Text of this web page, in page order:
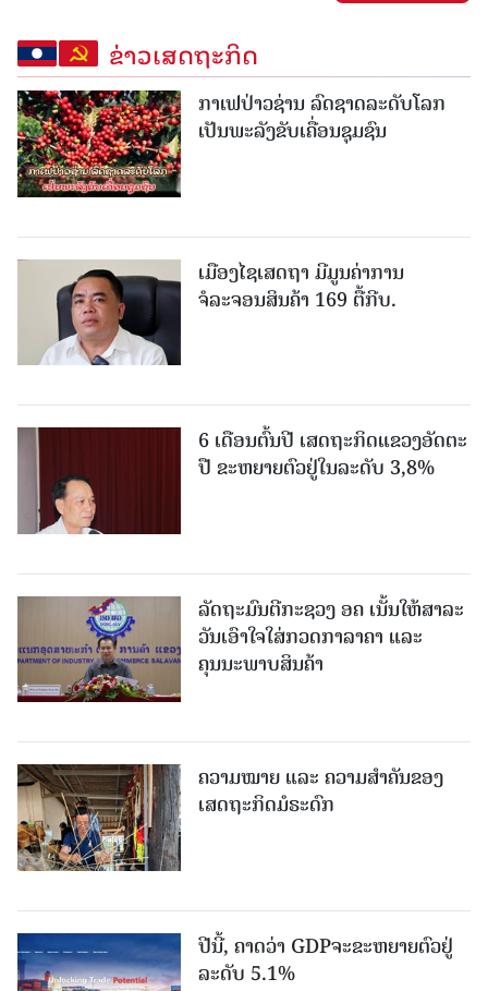
ຂ່າວເສດຖະກິດ
ກາເຟປ່າວຊ່ານ ລົດຊາດລະດັບໂລກ
ເປັນພະລັງຂັບເຄື່ອນຊຸມຊົນ
ເມືອງໄຊເສດຖາ ມີມູນຄ່າການ
ຈໍລະຈອນສິນຄ້າ 169 ຕື້ກີບ.
6 ເດືອນຕົ້ນປີ ເສດຖະກິດແຂວງອັດຕະ
ປື ຂະຫຍາຍຕົວຢູ່ໃນລະດັບ 3,8%
ລັດຖະມົນຕີກະຊວງ ອຄ ເນັ້ນໃຫ້ສາລະ
ວັນເອົາໃຈໃສ່ກວດກາລາຄາ ແລະ
ຄຸນນະພາບສິນຄ້າ
ຄວາມໝາຍ ແລະ ຄວາມສໍາຄັນຂອງ
ເສດຖະກິດມໍຣະດົກ
ປີນີ້, ຄາດວ່າ GDPຈະຂະຫຍາຍຕົວຢູ່
ລະດັບ 5.1%